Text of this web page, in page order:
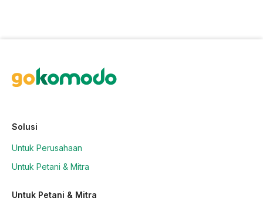
Solusi
Untuk Perusahaan
Untuk Petani & Mitra
Untuk Petani & Mitra